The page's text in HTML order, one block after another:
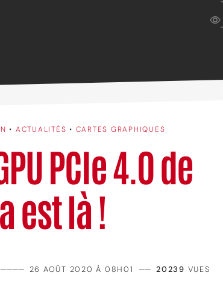
• ACTUALITÉS • CARTES GRAPHIQUES
PCIe 4.0 de
est là !
26 AOÛT 2020 À 08H01 —— 20239 VUES